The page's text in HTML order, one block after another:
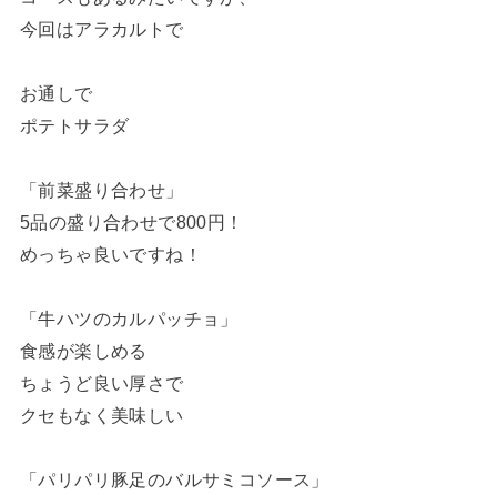
今回はアラカルトで
お通しで
ポテトサラダ
「前菜盛り合わせ」
5品の盛り合わせで800円！
めっちゃ良いですね！
「牛ハツのカルパッチョ」
食感が楽しめる
ちょうど良い厚さで
クセもなく美味しい
「パリパリ豚足のバルサミコソース」